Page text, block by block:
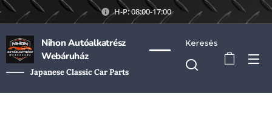
H-P: 08:00-17:00
Nihon Autóalkatrész
Webáruház
Japanese Classic Car Parts
Keresés